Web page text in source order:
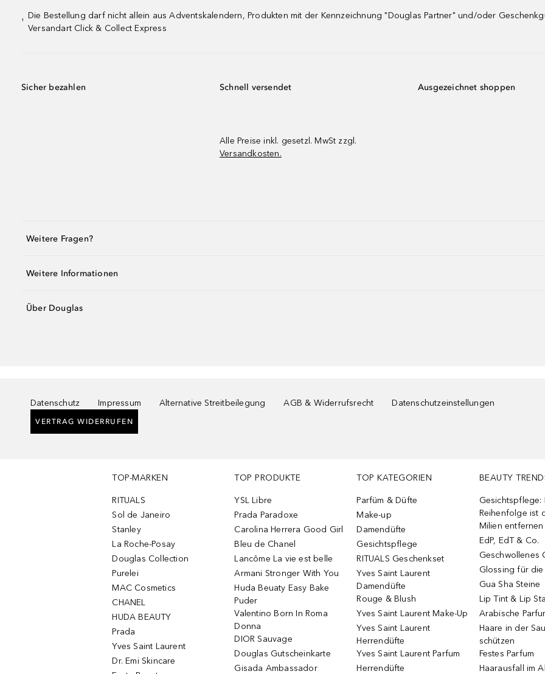
¹
Die Bestellung darf nicht allein aus Adventskalendern, Produkten mit der Kennzeichnung "Douglas Partner" und/oder
Versandart Click & Collect Express
Sicher bezahlen Schnell versendet
Alle Preise inkl. gesetzl. MwSt zzgl.
Versandkosten.
Ausgezeichnet shoppen
Weitere Fragen?
Weitere Informationen
Über Douglas
Datenschutz Impressum Alternative Streitbeilegung AGB & Widerrufsrecht Datenschutzeinstellungen
VERTRAG WIDERRUFEN
TOP-MARKEN
RITUALS
Sol de Janeiro
Stanley
La Roche-Posay
Douglas Collection
Purelei
MAC Cosmetics
CHANEL
HUDA BEAUTY
Prada
Yves Saint Laurent
Dr. Emi Skincare
TOP PRODUKTE
YSL Libre
Prada Paradoxe
Carolina Herrera Good Girl
Bleu de Chanel
Lancôme La vie est belle
Armani Stronger With You
Huda Beuaty Easy Bake
Puder
Valentino Born In Roma
Donna
DIOR Sauvage
Douglas Gutscheinkarte
Gisada Ambassador
TOP KATEGORIEN
Parfüm & Düfte
Make-up
Damendüfte
Gesichtspflege
RITUALS Geschenkset
Yves Saint Laurent
Damendüfte
Rouge & Blush
Yves Saint Laurent Make-Up
Yves Saint Laurent
Herrendüfte
Yves Saint Laurent Parfum
Herrendüfte
BEAUTY
Gesichtspflege:
Reihenfolge ist
Milien entfernen
EdP, EdT & Co.
Geschwollenes
Glossing für die
Gua Sha Steine
Lip Tint & Lip
Arabische
Haare in der
schützen
Festes Parfum
Haarausfall im